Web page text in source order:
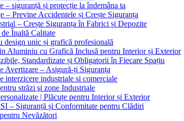
– siguranță și protecție la îndemâna ta
– Previne Accidentele și Crește Siguranța
– Crește Siguranța în Fabrici și Depozite
Înaltă Calitate
design unic și grafică profesională
Aluminiu cu Grafică Inclusă pentru Interior și Exterior
Standardizate și Obligatorii în Fiecare Spațiu
Avertizare – Asigură-ți Siguranța
interzicere industriale si comerciale
străzi şi zone Industriale
| Plăcuțe pentru Interior și Exterior
– Siguranță și Conformitate pentru Clădiri
Nevăzători